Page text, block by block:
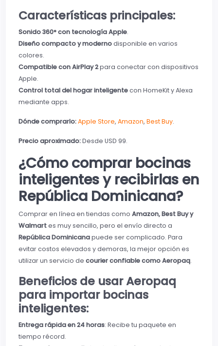
Características principales:
Sonido 360° con tecnología Apple.
Diseño compacto y modernodisponible en varios
colores.
Compatible con AirPlay 2para conectar con dispositivos
Apple.
Control total del hogar inteligentecon HomeKit y Alexa
mediante apps.
Dónde comprarlo:Apple Store, Amazon, Best Buy.
Precio aproximado:Desde USD 99.
¿Cómo comprar bocinas
inteligentes y recibirlas en
República Dominicana?
Comprar en línea en tiendas como Amazon, Best Buy y
Walmartes muy sencillo, pero el envío directo a
República Dominicanapuede ser complicado. Para
evitar costos elevados y demoras, la mejor opción es
utilizar un servicio de courier confiable como Aeropaq.
Beneficios de usar Aeropaq
para importar bocinas
inteligentes:
Entrega rápida en 24 horas: Recibe tu paquete en
tiempo récord.